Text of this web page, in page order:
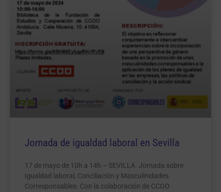
Jornada de igualdad laboral en Sevilla
17 de mayo de 10h a 14h – SEVILLA. Jornada sobre
Igualdad laboral, Conciliación y Masculinidades
Corresponsables. Con la colaboración de CCOO